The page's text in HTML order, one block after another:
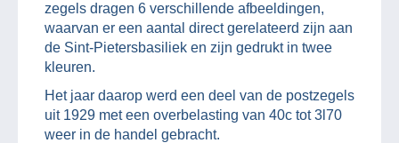
zegels dragen 6 verschillende afbeeldingen,
waarvan er een aantal direct gerelateerd zijn aan
de Sint-Pietersbasiliek en zijn gedrukt in twee
kleuren.
Het jaar daarop werd een deel van de postzegels
uit 1929 met een overbelasting van 40c tot 3l70
weer in de handel gebracht.